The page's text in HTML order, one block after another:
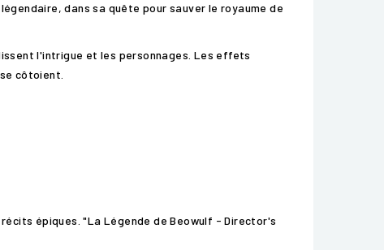
dans sa quête pour sauver le royaume de
l'intrigue et les personnages. Les effets
côtoient.
épiques. "La Légende de Beowulf - Director's